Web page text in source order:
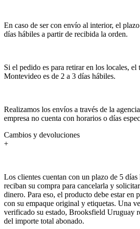
En caso de ser con envío al interior, el
días hábiles a partir de recibida la orden.
Si el pedido es para retirar en los locales, el
Montevideo es de 2 a 3 días hábiles.
Realizamos los envíos a través de la
empresa no cuenta con horarios o días
Cambios y devoluciones
+
Los clientes cuentan con un plazo de 5 días
reciban su compra para cancelarla y
dinero. Para eso, el producto debe estar en
con su empaque original y etiquetas. Una
verificado su estado, Brooksfield Uruguay
del importe total abonado.